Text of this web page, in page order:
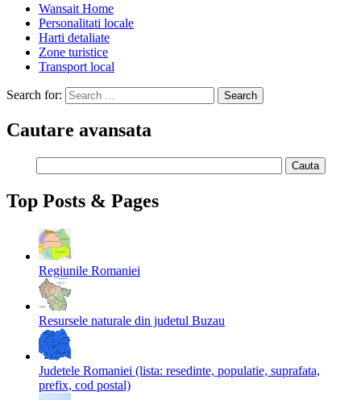
Wansait Home
Personalitati locale
Harti detaliate
Zone turistice
Transport local
Search for:
Cautare avansata
Top Posts & Pages
Regiunile Romaniei
Resursele naturale din judetul Buzau
Judetele Romaniei (lista: resedinte, populatie, suprafata,
prefix, cod postal)